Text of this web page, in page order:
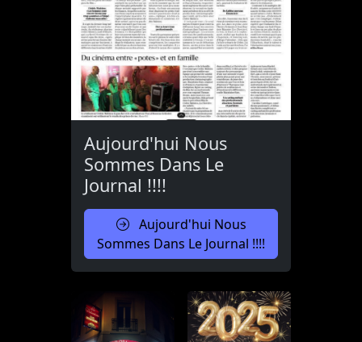
Aujourd'hui Nous
Sommes Dans Le
Journal !!!!
Aujourd'hui Nous
Sommes Dans Le Journal !!!!